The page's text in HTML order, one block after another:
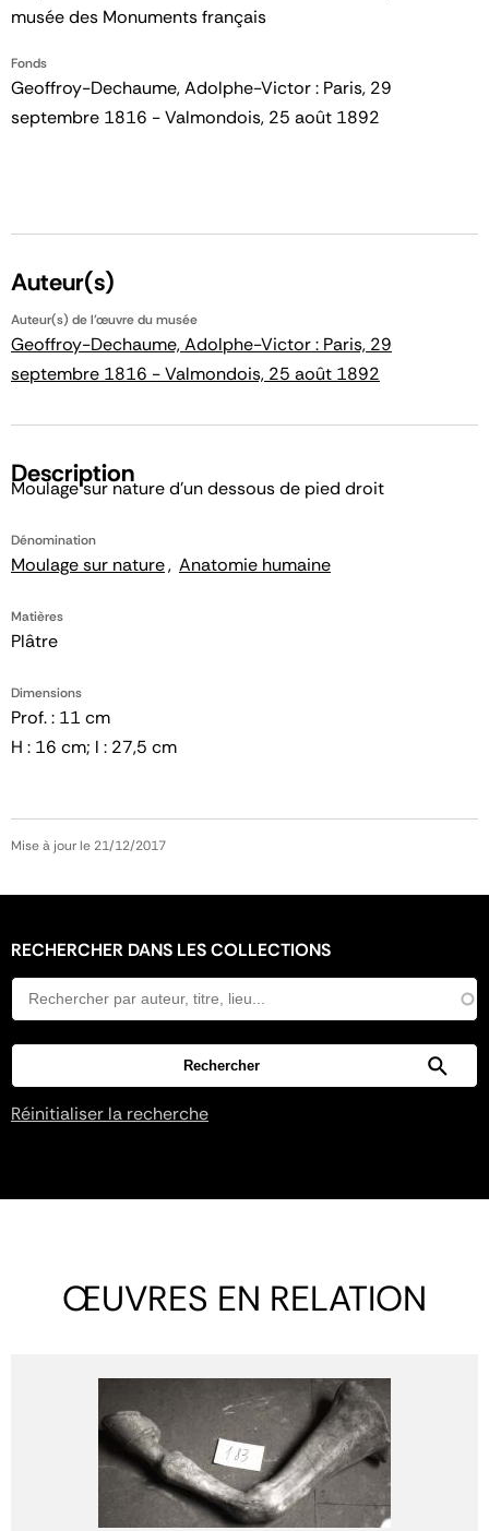
musée des Monuments français
Fonds
Geoffroy-Dechaume, Adolphe-Victor : Paris, 29
septembre 1816 - Valmondois, 25 août 1892
Auteur(s)
Auteur(s) de l'œuvre du musée
Geoffroy-Dechaume, Adolphe-Victor : Paris, 29
septembre 1816 - Valmondois, 25 août 1892
Description
Moulage sur nature d'un dessous de pied droit
Dénomination
Moulage sur nature Anatomie humaine
Matières
Plâtre
Dimensions
Prof. : 11 cm
H : 16 cm; l : 27,5 cm
Mise à jour le 21/12/2017
RECHERCHER DANS LES COLLECTIONS
Réinitialiser la recherche
ŒUVRES EN RELATION